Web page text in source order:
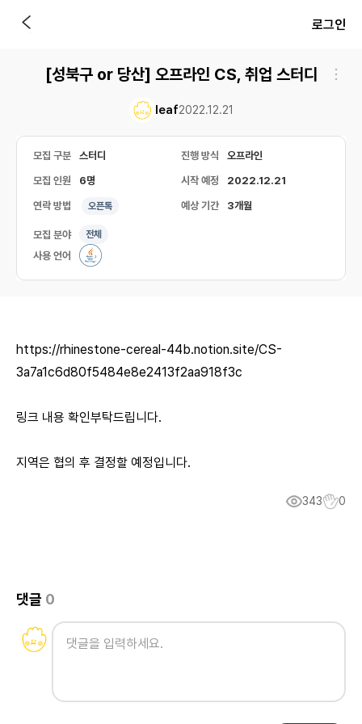
로그인
[성북구 or 당산] 오프라인 CS, 취업 스터디
leaf2022.12.21
모집 구분 스터디 진행 방식 오프라인
모집 인원 6명 시작 예정 2022.12.21
연락 방법 오픈톡 예상 기간 3개월
모집 분야 전체
사용 언어
https://rhinestone-cereal-44b.notion.site/CS-
3a7a1c6d80f5484e8e2413f2aa918f3c
링크 내용 확인부탁드립니다.
지역은 협의 후 결정할 예정입니다.
343 0
댓글 0